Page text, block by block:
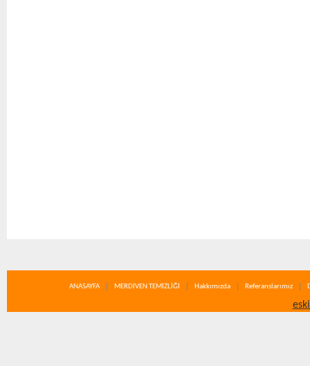
ANASAYFA MERDİVEN TEMİZLİĞİ Hakkımızda Referanslarımız